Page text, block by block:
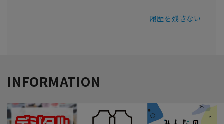
履歴を残さない
INFORMATION